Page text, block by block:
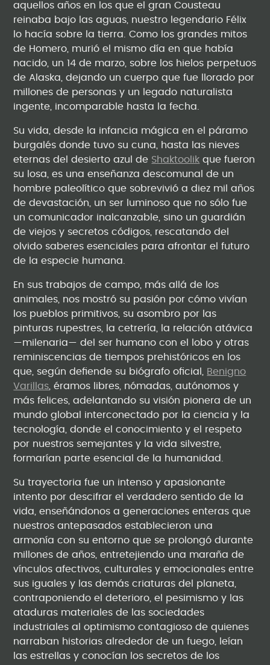
aquellos años en los que el gran Cousteau
reinaba bajo las aguas, nuestro legendario Félix
lo hacía sobre la tierra. Como los grandes mitos
de Homero, murió el mismo día en que había
nacido, un 14 de marzo, sobre los hielos perpetuos
de Alaska, dejando un cuerpo que fue llorado por
millones de personas y un legado naturalista
ingente, incomparable hasta la fecha.
Su vida, desde la infancia mágica en el páramo
burgalés donde tuvo su cuna, hasta las nieves
eternas del desierto azul de Shaktoolik que fueron
su losa, es una enseñanza descomunal de un
hombre paleolítico que sobrevivió a diez mil años
de devastación, un ser luminoso que no sólo fue
un comunicador inalcanzable, sino un guardián
de viejos y secretos códigos, rescatando del
olvido saberes esenciales para afrontar el futuro
de la especie humana.
En sus trabajos de campo, más allá de los
animales, nos mostró su pasión por cómo vivían
los pueblos primitivos, su asombro por las
pinturas rupestres, la cetrería, la relación atávica
—milenaria— del ser humano con el lobo y otras
reminiscencias de tiempos prehistóricos en los
que, según defiende su biógrafo oficial,
Benigno
Varillas , éramos libres, nómadas, autónomos y
más felices, adelantando su visión pionera de un
mundo global interconectado por la ciencia y la
tecnología, donde el conocimiento y el respeto
por nuestros semejantes y la vida silvestre,
formarían parte esencial de la humanidad.
Su trayectoria fue un intenso y apasionante
intento por descifrar el verdadero sentido de la
vida, enseñándonos a generaciones enteras que
nuestros antepasados establecieron una
armonía con su entorno que se prolongó durante
millones de años, entretejiendo una maraña de
vínculos afectivos, culturales y emocionales entre
sus iguales y las demás criaturas del planeta,
contraponiendo el deterioro, el pesimismo y las
ataduras materiales de las sociedades
industriales al optimismo contagioso de quienes
narraban historias alrededor de un fuego, leían
las estrellas y conocían los secretos de los